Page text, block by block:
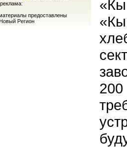
предоставлены
Регион